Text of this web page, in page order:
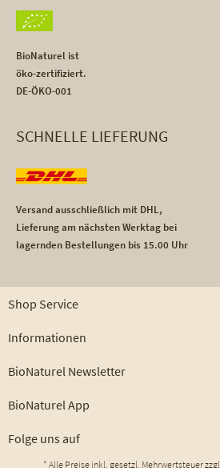
BioNaturel ist
öko-zertifiziert.
DE-ÖKO-001
SCHNELLE LIEFERUNG
Versand ausschließlich mit DHL,
Lieferung am nächsten Werktag bei
lagernden Bestellungen bis 15.00 Uhr
Shop Service
Informationen
BioNaturel Newsletter
BioNaturel App
Folge uns auf
* Alle Preise inkl. gesetzl. Mehrwertsteuer zzgl.